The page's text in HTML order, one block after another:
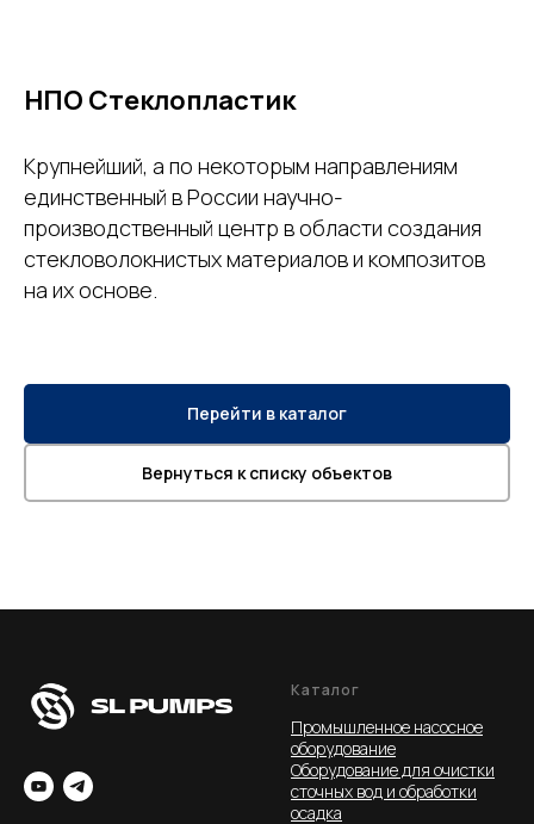
НПО Стеклопластик
Крупнейший, а по некоторым направлениям
единственный в России научно-
производственный центр в области создания
стекловолокнистых материалов и композитов
на их основе.
Перейти в каталог
Вернуться к списку объектов
Каталог
Промышленное насосное
оборудование
Оборудование для очистки
сточных вод и обработки
осадка